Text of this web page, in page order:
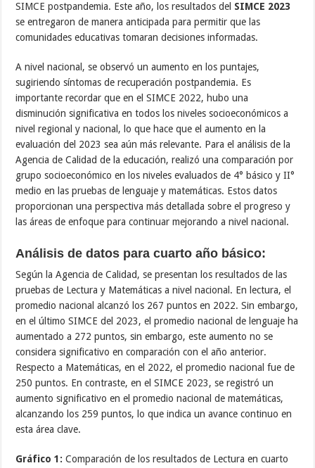
SIMCE postpandemia. Este año, los resultados del SIMCE 2023
se entregaron de manera anticipada para permitir que las
comunidades educativas tomaran decisiones informadas.
A nivel nacional, se observó un aumento en los puntajes,
sugiriendo síntomas de recuperación postpandemia. Es
importante recordar que en el SIMCE 2022, hubo una
disminución significativa en todos los niveles socioeconómicos a
nivel regional y nacional, lo que hace que el aumento en la
evaluación del 2023 sea aún más relevante. Para el análisis de la
Agencia de Calidad de la educación, realizó una comparación por
grupo socioeconómico en los niveles evaluados de 4° básico y II°
medio en las pruebas de lenguaje y matemáticas. Estos datos
proporcionan una perspectiva más detallada sobre el progreso y
las áreas de enfoque para continuar mejorando a nivel nacional.
Análisis de datos para cuarto año básico:
Según la Agencia de Calidad, se presentan los resultados de las
pruebas de Lectura y Matemáticas a nivel nacional. En lectura, el
promedio nacional alcanzó los 267 puntos en 2022. Sin embargo,
en el último SIMCE del 2023, el promedio nacional de lenguaje ha
aumentado a 272 puntos, sin embargo, este aumento no se
considera significativo en comparación con el año anterior.
Respecto a Matemáticas, en el 2022, el promedio nacional fue de
250 puntos. En contraste, en el SIMCE 2023, se registró un
aumento significativo en el promedio nacional de matemáticas,
alcanzando los 259 puntos, lo que indica un avance continuo en
esta área clave.
Gráfico 1: Comparación de los resultados de Lectura en cuarto